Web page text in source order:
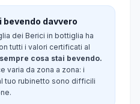
davvero
dei Berici in bottiglia ha
tutti i valori certificati al
cosa stai bevendo.
varia da zona a zona: i
tuo rubinetto sono difficili